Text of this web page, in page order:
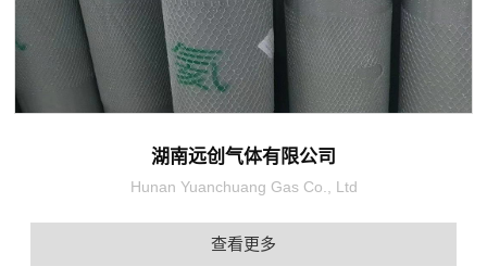
湖南远创气体有限公司
Hunan Yuanchuang Gas Co., Ltd
查看更多